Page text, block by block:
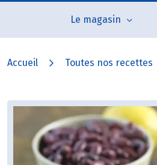
Le magasin
Accueil Toutes nos recettes